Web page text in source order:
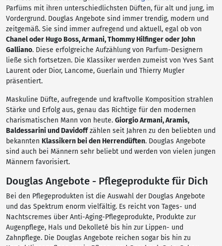
Parfüms mit ihren unterschiedlichsten Düften, für alt und jung, im
Vordergrund. Douglas Angebote sind immer trendig, modern und
zeitgemäß. Sie sind immer aufregend und aktuell, egal ob von
Chanel oder Hugo Boss, Armani, Thommy Hilfinger oder John
Galliano. Diese erfolgreiche Aufzählung von Parfum-Designern
ließe sich fortsetzen. Die Klassiker werden zumeist von Yves Sant
Laurent oder Dior, Lancome, Guerlain und Thierry Mugler
präsentiert.
Maskuline Düfte, aufregende und kraftvolle Komposition strahlen
Stärke und Erfolg aus, genau das Richtige für den modernen
charismatischen Mann von heute. Giorgio Armani, Aramis,
Baldessarini und Davidoffzählen seit Jahren zu den beliebten und
bekannten Klassikern bei den Herrendüften. Douglas Angebote
sind auch bei Männern sehr beliebt und werden von vielen jungen
Männern favorisiert.
Douglas Angebote - Pflegeprodukte für Dich
Bei den Pflegeprodukten ist die Auswahl der Douglas Angebote
und das Spektrum enorm vielfältig. Es reicht von Tages- und
Nachtscremes über Anti-Aging-Pflegeprodukte, Produkte zur
Augenpflege, Hals und Dekolleté bis hin zur Lippen- und
Zahnpflege. Die Douglas Angebote reichen sogar bis hin zu